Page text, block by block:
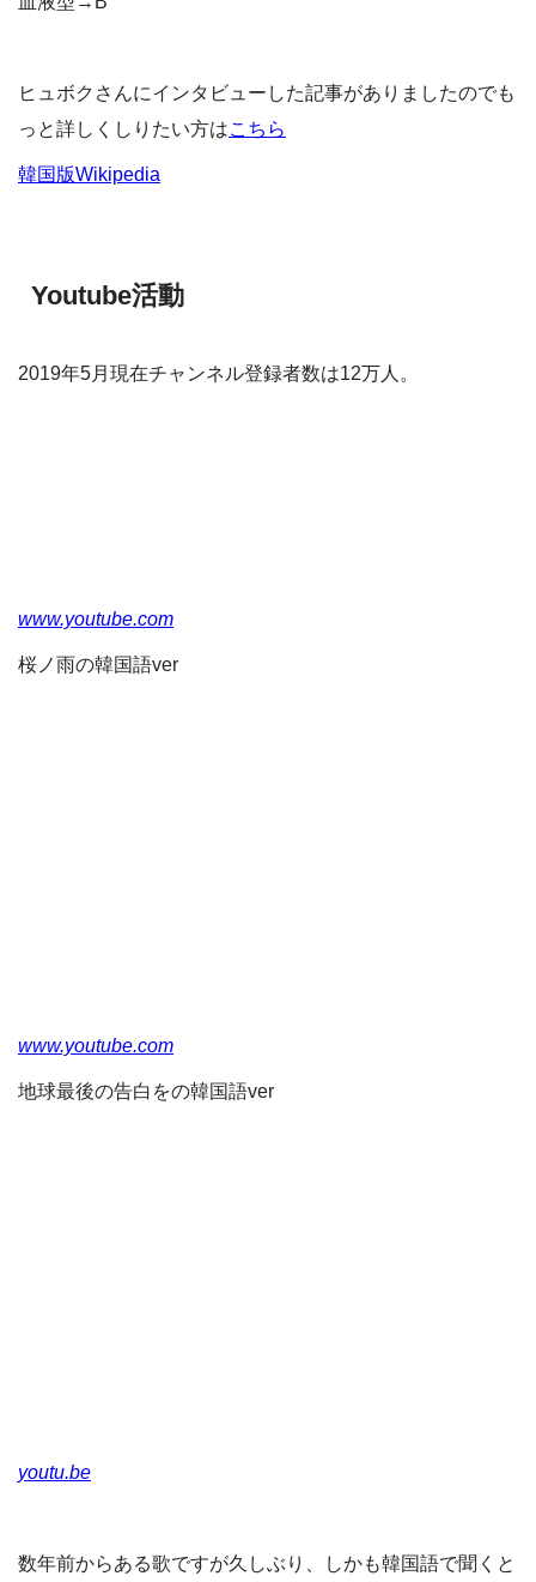
ヒュボクさんにインタビューした記事がありましたのでも
っと詳しくしりたい方はこちら
韓国版Wikipedia
Youtube活動
2019年5月現在チャンネル登録者数は12万人。
www.youtube.com
桜ノ雨の韓国語ver
www.youtube.com
地球最後の告白をの韓国語ver
youtu.be
数年前からある歌ですが久しぶり、しかも韓国語で聞くと